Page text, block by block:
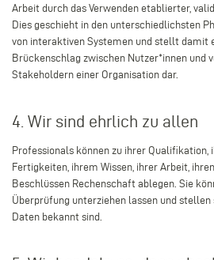
Arbeit durch das Verwenden etablierter,
Dies geschieht in den unterschiedlichsten
von interaktiven Systemen und stellt damit
Brückenschlag zwischen Nutzer*innen und
Stakeholdern einer Organisation dar.
4. Wir sind ehrlich zu allen
Professionals können zu ihrer Qualifikation,
Fertigkeiten, ihrem Wissen, ihrer Arbeit,
Beschlüssen Rechenschaft ablegen. Sie
Überprüfung unterziehen lassen und
Daten bekannt sind.